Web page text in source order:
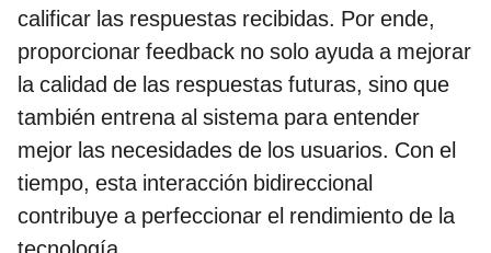
calificar las respuestas recibidas. Por ende,
proporcionar feedback no solo ayuda a mejorar
la calidad de las respuestas futuras, sino que
también entrena al sistema para entender
mejor las necesidades de los usuarios. Con el
tiempo, esta interacción bidireccional
contribuye a perfeccionar el rendimiento de la